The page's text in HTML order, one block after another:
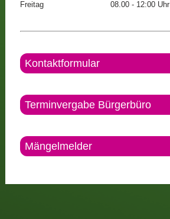
Freitag
08.00 - 12:00 Uhr
Kontaktformular
Terminvergabe Bürgerbüro
Mängelmelder